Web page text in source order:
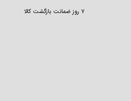
۷ روز ضمانت بازگشت کالا